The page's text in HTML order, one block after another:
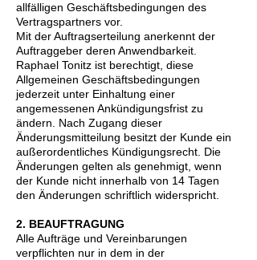
allfälligen Geschäftsbedingungen des
Vertragspartners vor.
Mit der Auftragserteilung anerkennt der
Auftraggeber deren Anwendbarkeit.
Raphael Tonitz ist berechtigt, diese
Allgemeinen Geschäftsbedingungen
jederzeit unter Einhaltung einer
angemessenen Ankündigungsfrist zu
ändern. Nach Zugang dieser
Änderungsmitteilung besitzt der Kunde ein
außerordentliches Kündigungsrecht. Die
Änderungen gelten als genehmigt, wenn
der Kunde nicht innerhalb von 14 Tagen
den Änderungen schriftlich widerspricht.
2. BEAUFTRAGUNG
Alle Aufträge und Vereinbarungen
verpflichten nur in dem in der